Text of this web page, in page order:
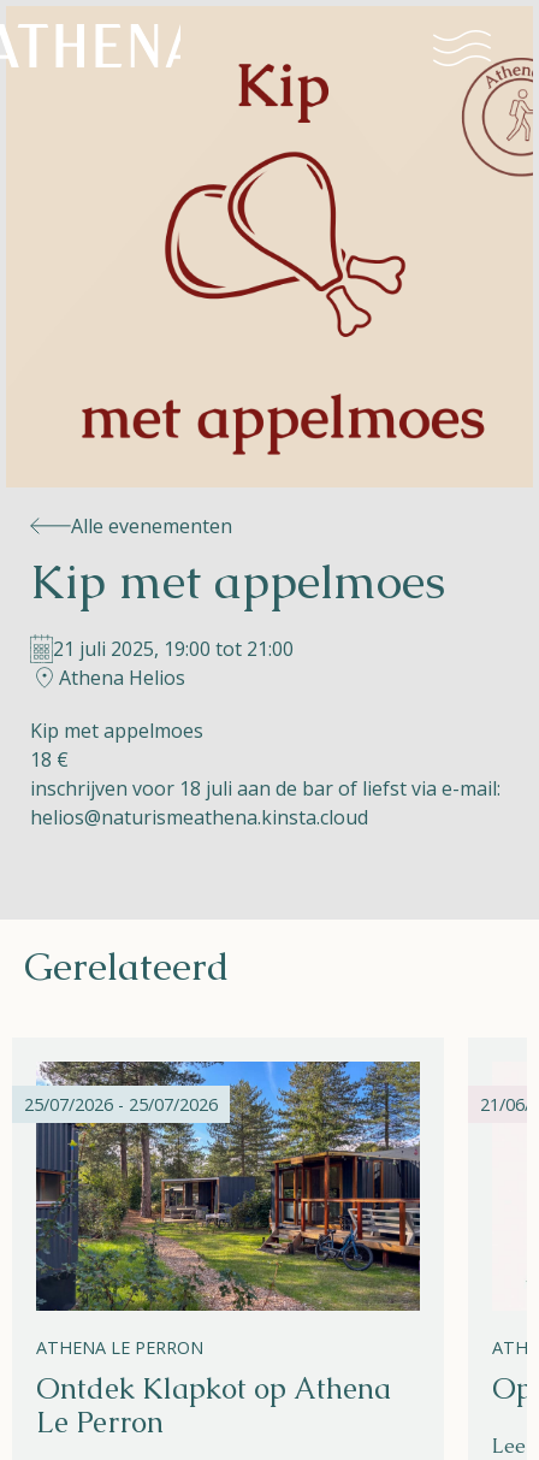
Naturisme
Community
Kalender
Parken
Le Perron
Helios
Contact
Apple App Store
Alle evenementen
Kip met appelmoes
21 juli 2025, 19:00 tot 21:00
Athena Helios
Kip met appelmoes
18 €
inschrijven voor 18 juli aan de bar of liefst via e-mail:
helios@naturismeathena.kinsta.cloud
Gerelateerd
25/07/2026 - 25/07/2026
ATHENA LE PERRON
Ontdek Klapkot op Athena
Le Perron
21/06/